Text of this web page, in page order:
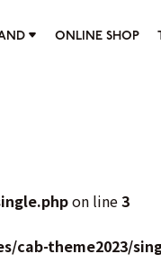
ONLINE SHOP
on line3
cab-theme2023/